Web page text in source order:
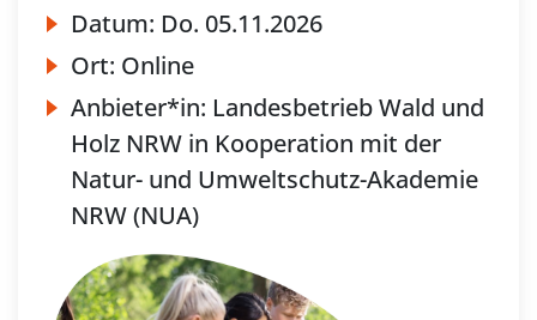
Datum: Do. 05.11.2026
Ort: Online
Anbieter*in: Landesbetrieb Wald und
Holz NRW in Kooperation mit der
Natur- und Umweltschutz-Akademie
NRW (NUA)